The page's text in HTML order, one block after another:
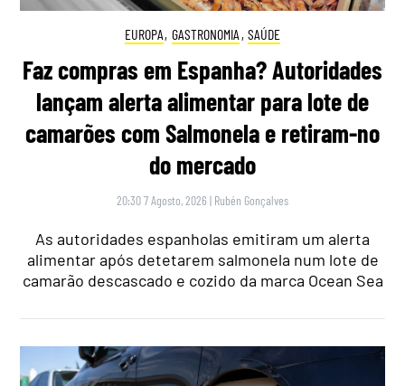
EUROPA, GASTRONOMIA , SAÚDE
Faz compras em Espanha? Autoridades
lançam alerta alimentar para lote de
camarões com Salmonela e retiram-no
do mercado
20:30 7 Agosto, 2026 | Rubén Gonçalves
As autoridades espanholas emitiram um alerta
alimentar após detetarem salmonela num lote de
camarão descascado e cozido da marca Ocean Sea